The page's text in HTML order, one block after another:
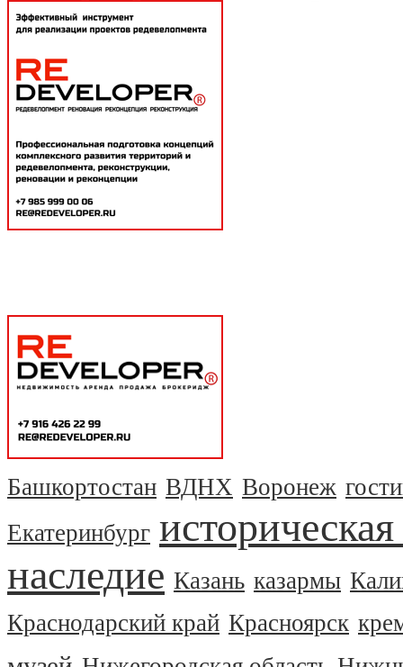
Башкортостан ВДНХ Воронеж
Екатеринбург
наследие Казань казармы
Краснодарский край Красноярск